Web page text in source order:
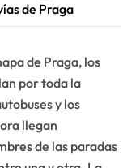
de Praga
de Praga, los
por toda la
y los
llegan
de las paradas